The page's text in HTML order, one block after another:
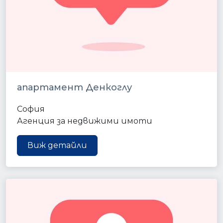
апартамент Денкоглу
София
Агенция за недвижими имоти
Виж детайли